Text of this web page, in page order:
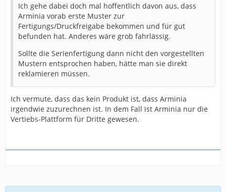
Ich gehe dabei doch mal hoffentlich davon aus, dass
Arminia vorab erste Muster zur
Fertigungs/Druckfreigabe bekommen und für gut
befunden hat. Anderes wäre grob fahrlässig.
Sollte die Serienfertigung dann nicht den vorgestellten
Mustern entsprochen haben, hätte man sie direkt
reklamieren müssen.
Ich vermute, dass das kein Produkt ist, dass Arminia
irgendwie zuzurechnen ist. In dem Fall ist Arminia nur die
Vertiebs-Plattform für Dritte gewesen.